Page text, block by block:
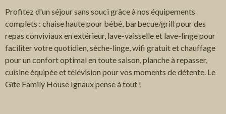
Profitez d'un séjour sans souci grâce à nos équipements
complets : chaise haute pour bébé, barbecue/grill pour des
repas conviviaux en extérieur, lave-vaisselle et lave-linge pour
faciliter votre quotidien, sèche-linge, wifi gratuit et chauffage
pour un confort optimal en toute saison, planche à repasser,
cuisine équipée et télévision pour vos moments de détente. Le
Gîte Family House Ignaux pense à tout !